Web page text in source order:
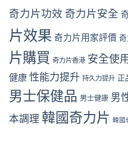
機〉
指
中
單
收
貨
一
次
看
懂〉
中
品：
成
分、
功
效
與
用
家
口
碑
全
面
奇力片功效 奇力片安全
片效果 奇力片用家評價
片購買 奇力片香港 安全使用
健康 性能力提升 持久力提升 正
男士保健品 男士健康 男
本調理 韓國奇力片 韓國